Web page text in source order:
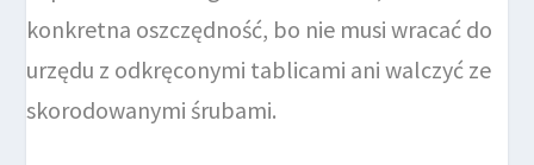
konkretna oszczędność, bo nie musi wracać do
urzędu z odkręconymi tablicami ani walczyć ze
skorodowanymi śrubami.